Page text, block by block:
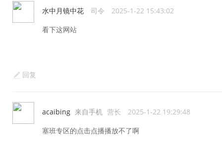
水中月镜中花 司令 2025-1-22 15:43:02
看下这网站
回复
acaibing 来自手机 营长 2025-1-22 19:29:48
塞班专区的点击点播播放不了啊